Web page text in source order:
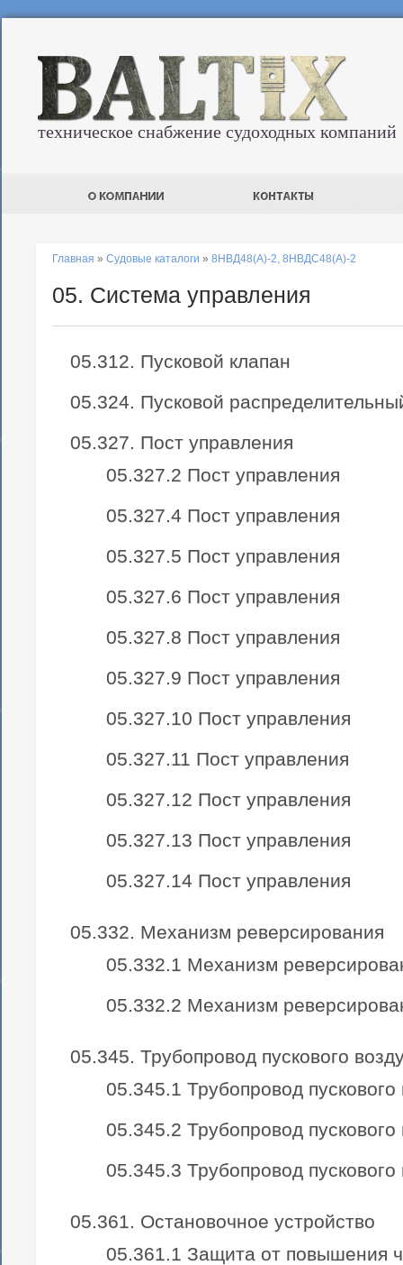
техническое снабжение судоходных компаний
Главная » Судовые каталоги » 8НВД48(А)-2, 8НВДС48(А)-2
05. Система управления
05.312. Пусковой клапан
05.324. Пусковой
05.327. Пост управления
05.327.2 Пост управления
05.327.4 Пост управления
05.327.5 Пост управления
05.327.6 Пост управления
05.327.8 Пост управления
05.327.9 Пост управления
05.327.10 Пост управления
05.327.11 Пост управления
05.327.12 Пост управления
05.327.13 Пост управления
05.327.14 Пост управления
05.332. Механизм реверсирования
05.332.1 Механизм
05.332.2 Механизм
05.345. Трубопровод пускового
05.345.1 Трубопровод пускового
05.345.2 Трубопровод пускового
05.345.3 Трубопровод пускового
05.361. Остановочное устройство
05.361.1 Защита от повышения